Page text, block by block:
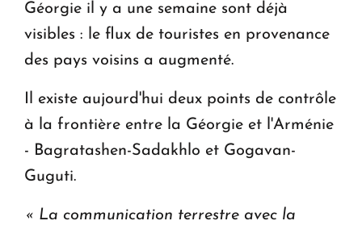
Géorgie il y a une semaine sont déjà
visibles : le flux de touristes en provenance
des pays voisins a augmenté.
Il existe aujourd'hui deux points de contrôle
à la frontière entre la Géorgie et l'Arménie
- Bagratashen-Sadakhlo et Gogavan-
Guguti.
« La communication terrestre avec la